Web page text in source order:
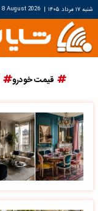
شنبه ۱۷ مرداد ۱۴۰۵ |
8 August 2026
قیمت خودرو